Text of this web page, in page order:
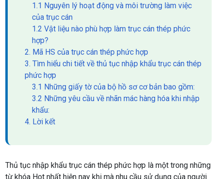
1.1 Nguyên lý hoạt động và môi trường làm việc
của trục cán
1.2 Vật liệu nào phù hợp làm trục cán thép phức
hợp?
2. Mã HS của trục cán thép phức hợp
3. Tìm hiểu chi tiết về thủ tục nhập khẩu trục cán thép
phức hợp
3.1 Những giấy tờ của bộ hồ sơ cơ bản bao gồm:
3.2 Những yêu cầu về nhãn mác hàng hóa khi nhập
khẩu:
4. Lời kết
Thủ tục nhập khẩu trục cán thép phức hợp là một trong những
từ khóa Hot nhất hiện nay khi mà nhu cầu sử dụng của người